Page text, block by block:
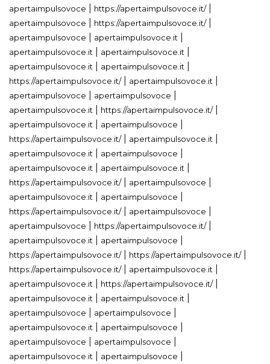
apertaimpulsovoce https://apertaimpulsovoce.it/|
apertaimpulsovoce https://apertaimpulsovoce.it/|
apertaimpulsovoce apertaimpulsovoce.it
apertaimpulsovoce.it apertaimpulsovoce.it
apertaimpulsovoce.it apertaimpulsovoce.it
https://apertaimpulsovoce.it/| apertaimpulsovoce.it
apertaimpulsovoce apertaimpulsovoce
apertaimpulsovoce.it https://apertaimpulsovoce.it/|
apertaimpulsovoce.it apertaimpulsovoce
https://apertaimpulsovoce.it/| apertaimpulsovoce.it
apertaimpulsovoce.it apertaimpulsovoce
apertaimpulsovoce.it apertaimpulsovoce.it
https://apertaimpulsovoce.it/| apertaimpulsovoce
apertaimpulsovoce.it apertaimpulsovoce
https://apertaimpulsovoce.it/| apertaimpulsovoce
apertaimpulsovoce https://apertaimpulsovoce.it/|
apertaimpulsovoce.it apertaimpulsovoce
https://apertaimpulsovoce.it/| https://apertaimpulsovoce.it/|
https://apertaimpulsovoce.it/| apertaimpulsovoce.it
apertaimpulsovoce.it https://apertaimpulsovoce.it/|
apertaimpulsovoce.it apertaimpulsovoce.it
apertaimpulsovoce apertaimpulsovoce
apertaimpulsovoce.it apertaimpulsovoce
apertaimpulsovoce apertaimpulsovoce
apertaimpulsovoce.it apertaimpulsovoce